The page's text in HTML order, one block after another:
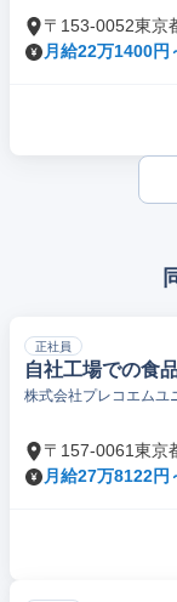
〒153-0052東京
月給22万1400円
正社員
自社工場での食
株式会社プレコエムユ
〒157-0061東京
月給27万8122円